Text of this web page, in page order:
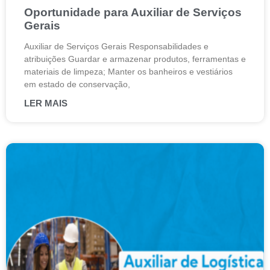
Oportunidade para Auxiliar de Serviços
Gerais
Auxiliar de Serviços Gerais Responsabilidades e
atribuições Guardar e armazenar produtos, ferramentas e
materiais de limpeza; Manter os banheiros e vestiários
em estado de conservação,
LER MAIS